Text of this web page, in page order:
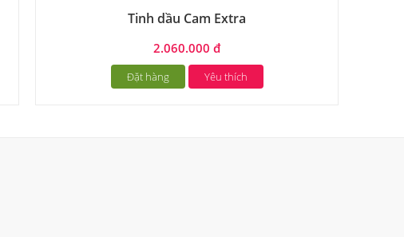
Tinh dầu Cam Extra
2.060.000 đ
Đặt hàng Yêu thích